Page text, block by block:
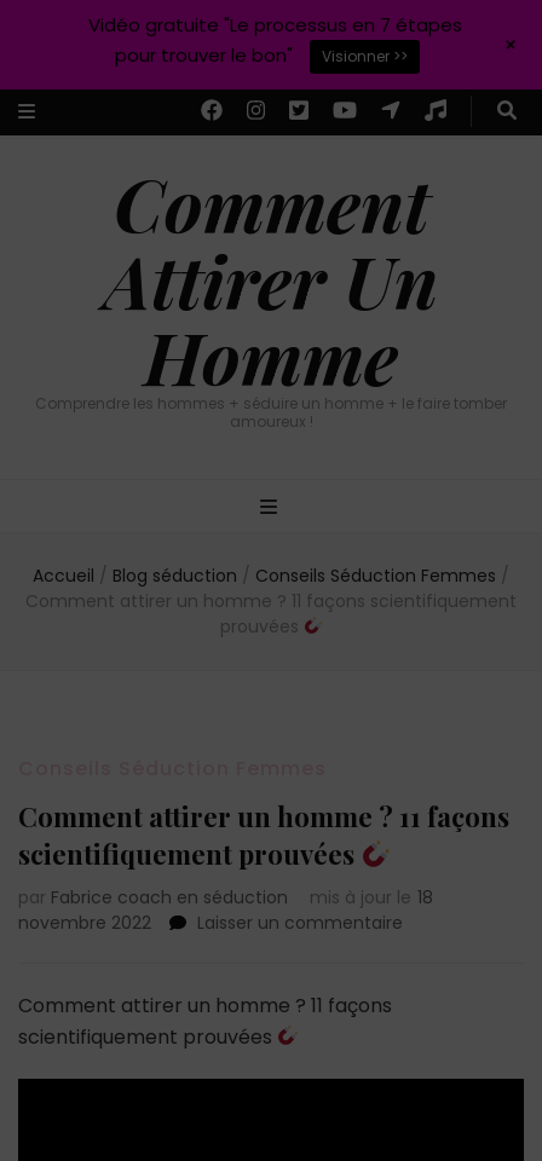
Comment
Attirer Un
Homme
Comprendre les hommes + séduire un homme + le faire tomber
amoureux !
Accueil / Blog séduction / Conseils Séduction Femmes /
Comment attirer un homme ? 11 façons scientifiquement
prouvées
Comment attirer un homme ? 11 façons
scientifiquement prouvées
par Fabrice coach en séduction mis à jour le 18
novembre 2022
Laisser un commentaire
11
Comment attirer un homme ? 11 façons
scientifiquement prouvées
Vidéo gratuite "Le processus en 7 étapes
pour trouver le bon"
Visionner >> +